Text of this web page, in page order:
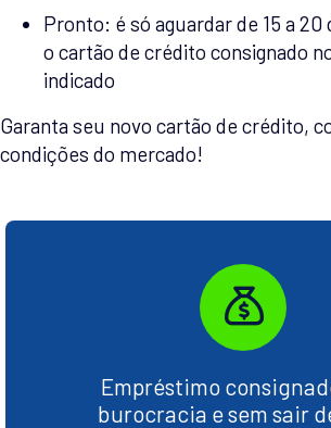
Pronto: é só aguardar de 15 a
o cartão de crédito consignado
indicado
Garanta seu novo cartão de crédito,
condições do mercado!
Empréstimo
burocracia e sem sair